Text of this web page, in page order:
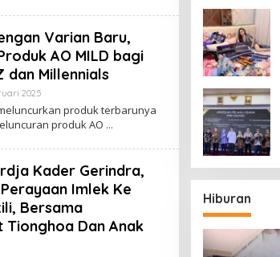
D
Varian Baru,
AO MILD bagi
dan Millennials
2025
L
E
H
E
A
S
I
produk terbarunya
produk AO
Kader Gerindra,
Imlek Ke
Bersama
Tionghoa Dan Anak
Hiburan